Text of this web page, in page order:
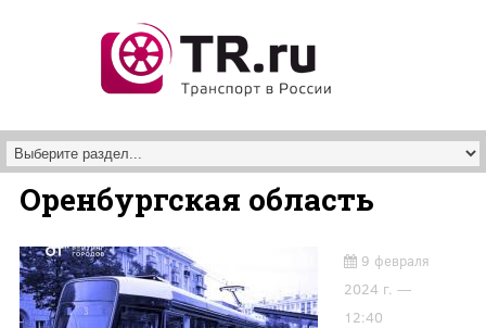
Оренбургская область
9 февраля
2024 г. —
12:40